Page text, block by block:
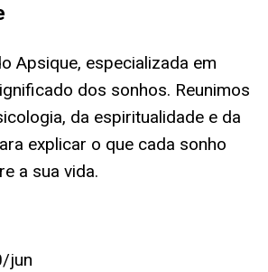
Apsique, especializada em
dos sonhos. Reunimos
da espiritualidade e da
explicar o que cada sonho
a sua vida.
jun